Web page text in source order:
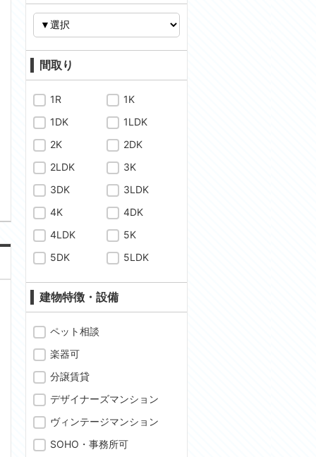
合わせ
間取り
1R
1K
1DK
1LDK
2K
2DK
2LDK
3K
3DK
3LDK
4K
4DK
4LDK
5K
5DK
5LDK
建物特徴・設備
ペット相談
楽器可
分譲賃貸
デザイナーズマンション
ヴィンテージマンション
SOHO・事務所可